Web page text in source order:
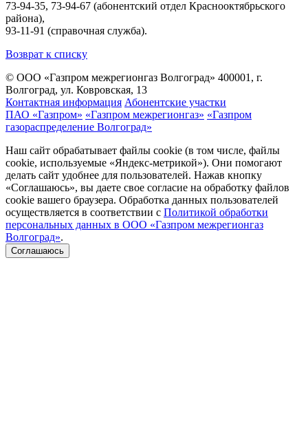
73-94-35, 73-94-67 (абонентский отдел Краснооктябрьского
района),
93-11-91 (справочная служба).
Возврат к списку
© ООО «Газпром межрегионгаз Волгоград» 400001, г.
Волгоград, ул. Ковровская, 13
Контактная информация Абонентские участки
ПАО «Газпром» «Газпром межрегионгаз» «Газпром
газораспределение Волгоград»
Наш сайт обрабатывает файлы cookie (в том числе, файлы
cookie, используемые «Яндекс-метрикой»). Они помогают
делать сайт удобнее для пользователей. Нажав кнопку
«Соглашаюсь», вы даете свое согласие на обработку файлов
cookie вашего браузера. Обработка данных пользователей
осуществляется в соответствии с Политикой обработки
персональных данных в ООО «Газпром межрегионгаз
Волгоград».
Соглашаюсь